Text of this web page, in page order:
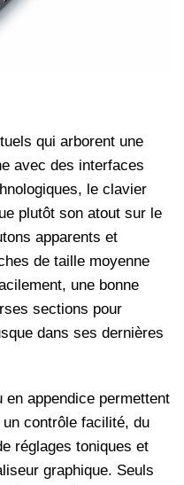
qui arborent une
avec des interfaces
le clavier
plutôt son atout sur le
apparents et
de taille moyenne
une bonne
sections pour
dans ses dernières
appendice permettent
contrôle facilité, du
réglages toniques et
graphique. Seuls